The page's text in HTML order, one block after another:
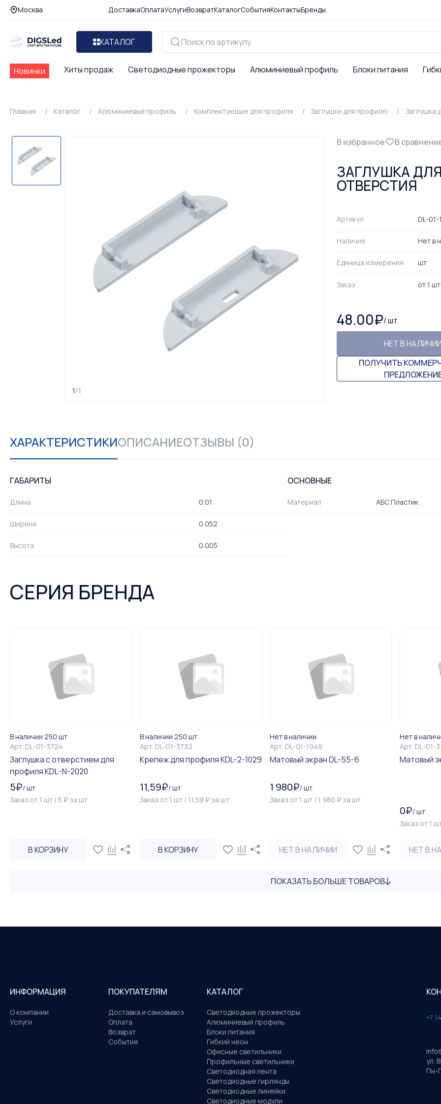
Москва ДоставкаОплатаУслугиВозвратКаталогСобытияКонтактыБренды
КАТАЛОГ
Новинки Хиты продаж Светодиодные прожекторы Алюминиевый профиль Блоки питания
Главная Каталог Алюминиевый профиль Комплектующие для профиля Заглушки для профилю Заглушка
1/1
В избранное В
ЗАГЛУШКА
ОТВЕРСТИЯ
Артикул DL-01-
Наличие Нет в
Единица измерения шт
Заказ от1 шт
48.00₽/шт
НЕТ В НАЛИЧИИ
ПОЛУЧИТЬ
ХАРАКТЕРИСТИКИОПИСАНИЕОТЗЫВЫ (0)
ГАБАРИТЫ
Длина 0.01
Ширина 0.052
Высота 0.005
ОСНОВНЫЕ
Материал АБС Пластик
СЕРИЯ БРЕНДА
В наличии 250 шт
Арт. DL-01-3724
Заглушка с отверстием для
профиля KDL-N-2020
5₽/шт
Заказ от 1 шт /5 ₽ за шт
В КОРЗИНУ
В наличии 250 шт
Арт. DL-01-3732
Крепеж для профиля KDL-2-1029
11,59₽/шт
Заказ от 1 шт / 11,59 ₽ за шт
В КОРЗИНУ
Нет в наличии
Арт. DL-01-1949
Матовый экран DL-55-6
1 980₽/шт
Заказ от 1 шт / 1 980 ₽ за шт
НЕТ В НАЛИЧИИ
Нет в
Арт. DL-01-
Матовый
0₽/шт
Заказ от 1
НЕТ В
ПОКАЗАТЬ БОЛЬШЕ ТОВАРОВ
ИНФОРМАЦИЯ
О компании
Услуги
ПОКУПАТЕЛЯМ
Доставка и самовывоз
Оплата
Возврат
События
КАТАЛОГ
Светодиодные прожекторы
Алюминиевый профиль
Блоки питания
Гибкий неон
Офисные светильники
Профильные светильники
Светодиодная лента
Светодиодные гирлянды
Светодиодные линейки
Светодиодные модули
+7
ул.
Пн-